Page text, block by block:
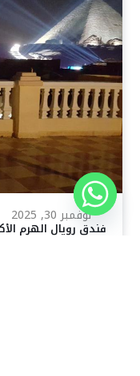
نوفمبر 30, 2025
فندق رويال الهرم